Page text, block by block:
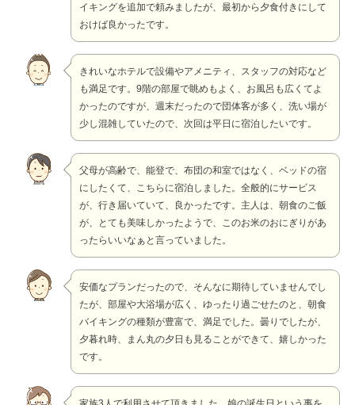
イキングを追加で頼みましたが、最初から夕食付きにして
おけば良かったです。
きれいなホテルで設備やアメニティ、スタッフの対応など
も満足です。9階の部屋で眺めもよく、お風呂も広くてよ
かったのですが、週末だったので団体客が多く、洗い場が
少し混雑していたので、次回は平日に宿泊したいです。
父母が高齢で、能登で、布団の和室ではなく、ベッドの宿
にしたくて、こちらに宿泊しました。全般的にサービス
が、行き届いていて、良かったです。主人は、朝食のご飯
が、とても美味しかったようで、このお米のおにぎりがあ
ったらいいなぁと言っていました。
安価なプランだったので、そんなに期待していませんでし
たが、部屋や大浴場が広く、ゆったり過ごせたのと、朝食
バイキングの種類が豊富で、満足でした。曇りでしたが、
夕暮れ時、まん丸の夕日も見ることができて、嬉しかった
です。